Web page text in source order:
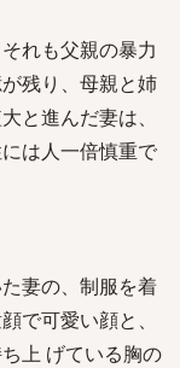
れも父親の暴力
残り、母親と姉
と進んだ妻は、
は人一倍慎重で
妻の、制服を着
で可愛い顔と、
上 げている胸の